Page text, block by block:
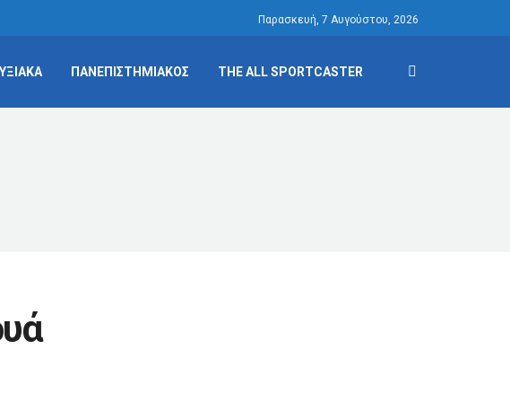
Παρασκευή, 7 Αυγούστου, 2026
ΠΑΝΕΠΙΣΤΗΜΙΑΚΟΣ THE ALL SPORTCASTER